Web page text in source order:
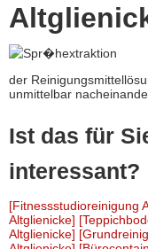
der
unmittelbar
Ist das für
interessant?
[Fitnessstudioreinigung
Altglienicke]
Altglienicke]